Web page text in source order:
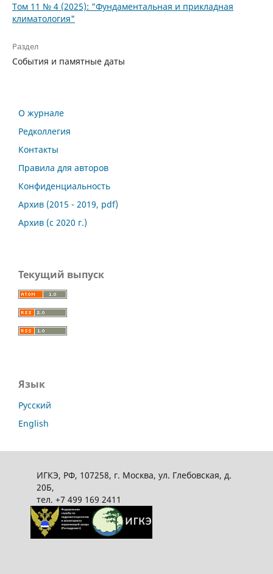
Том 11 № 4 (2025): "Фундаментальная и прикладная
климатология"
Раздел
События и памятные даты
О журнале
Редколлегия
Контакты
Правила для авторов
Конфиденциальность
Архив (2015 - 2019, pdf)
Архив (с 2020 г.)
Текущий выпуск
Язык
Русский
English
ИГКЭ, РФ, 107258, г. Москва, ул. Глебовская, д.
20Б,
тел. +7 499 169 2411